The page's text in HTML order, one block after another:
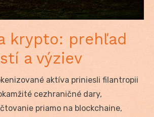
krypto: prehľad
a výziev
aktíva priniesli filantropii
cezhraničné dary,
priamo na blockchaine,